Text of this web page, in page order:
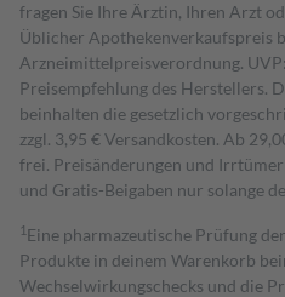
fragen Sie Ihre Ärztin, Ihren Arzt
Üblicher Apothekenverkaufspreis
Arzneimittelpreisverordnung.
Preisempfehlung des Herstellers.
beinhalten die gesetzlich
zzgl. 3,95 € Versandkosten. Ab
frei. Preisänderungen und
und Gratis-Beigaben nur solange
1 Eine pharmazeutische Prüfung
Produkte in deinem Warenkorb
Wechselwirkungschecks und die